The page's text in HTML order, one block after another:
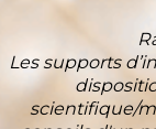
Les supports
scientifique/